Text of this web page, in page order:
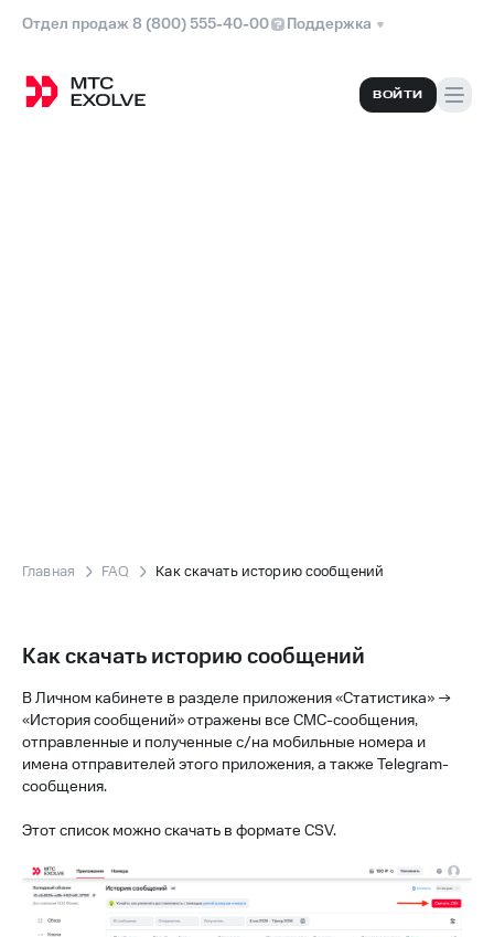
Отдел продаж 8 (800) 555-40-00 Поддержка
ВОЙТИ
Главная FAQ Как скачать историю сообщений
Как скачать историю сообщений
В Личном кабинете в разделе приложения «Статистика» →
«История сообщений» отражены все СМС-сообщения,
отправленные и полученные с/на мобильные номера и
имена отправителей этого приложения, а также Telegram-
сообщения.
Этот список можно скачать в формате CSV.